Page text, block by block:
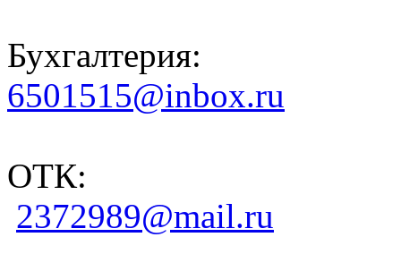
Бухгалтерия:
6501515@inbox.ru
ОТК:
2372989@mail.ru